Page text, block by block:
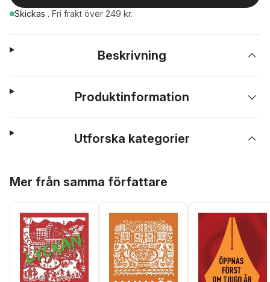
Skickas . Fri frakt över 249 kr.
Beskrivning
Produktinformation
Utforska kategorier
Mer från samma författare